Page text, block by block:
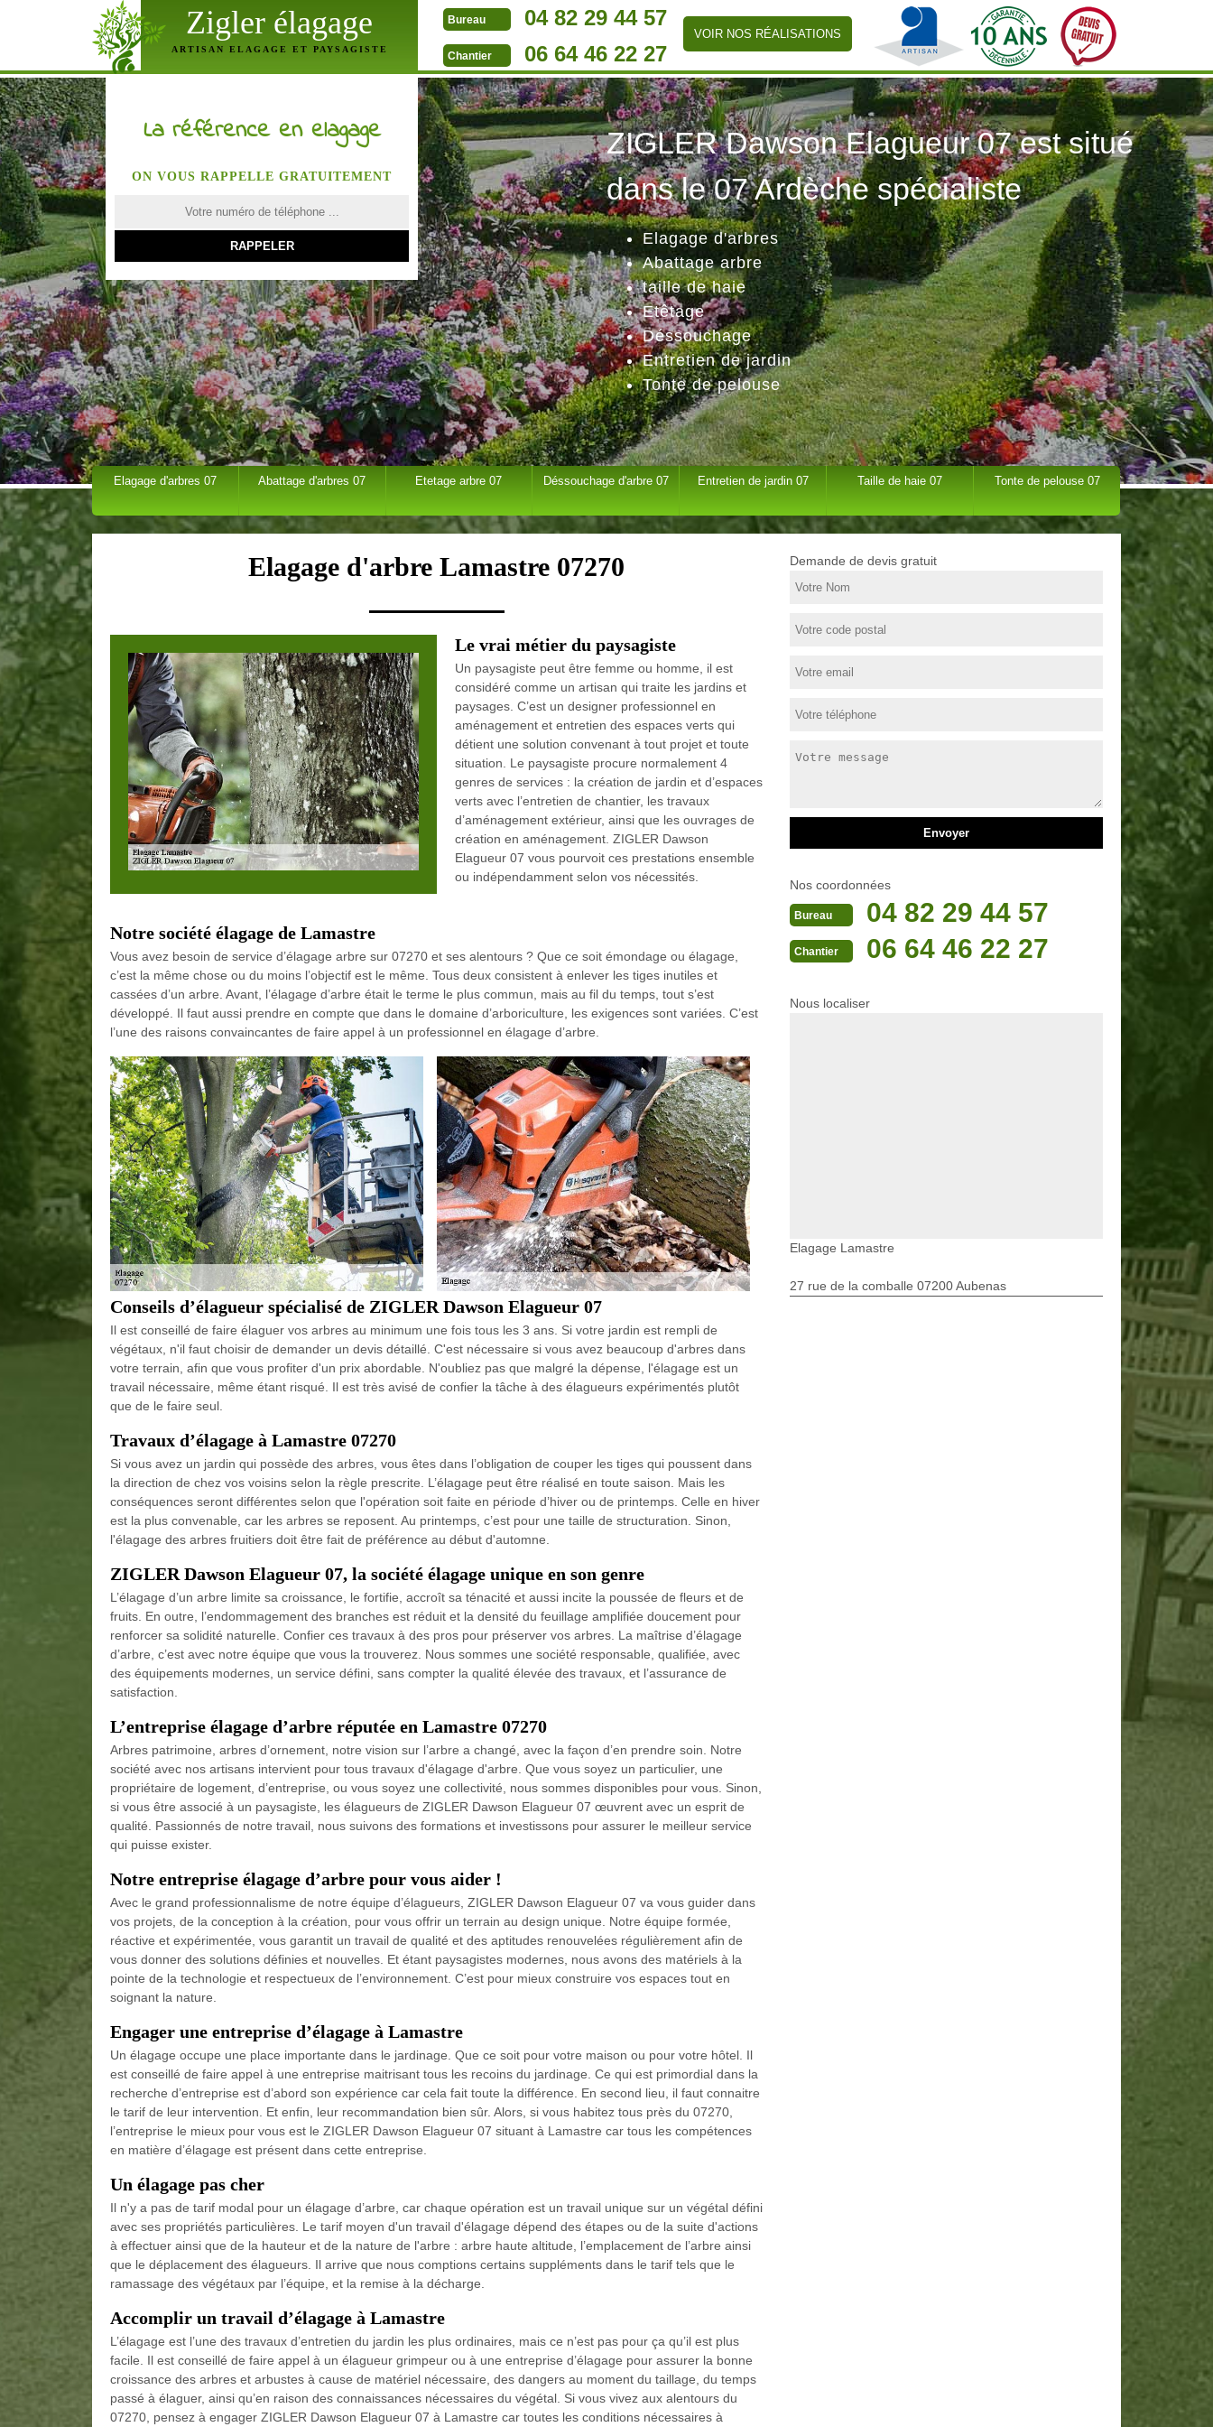
Zigler élagage
ARTISAN ELAGAGE ET PAYSAGISTE
Bureau 04 82 29 44 57
Chantier 06 64 46 22 27
VOIR NOS RÉALISATIONS
ZIGLER Dawson Elagueur 07 est situé
dans le 07 Ardèche spécialiste
Elagage d'arbres
Abattage arbre
taille de haie
Etêtage
Déssouchage
Entretien de jardin
Tonte de pelouse
La référence en elagage
ON VOUS RAPPELLE GRATUITEMENT
Elagage d'arbres 07 Abattage d'arbres 07 Etetage arbre 07 Déssouchage d'arbre 07 Entretien de jardin 07 Taille de haie 07 Tonte de pelouse 07
Elagage d'arbre Lamastre 07270
Le vrai métier du paysagiste
Un paysagiste peut être femme ou homme, il est
considéré comme un artisan qui traite les jardins et
paysages. C’est un designer professionnel en
aménagement et entretien des espaces verts qui
détient une solution convenant à tout projet et toute
situation. Le paysagiste procure normalement 4
genres de services : la création de jardin et d’espaces
verts avec l’entretien de chantier, les travaux
d’aménagement extérieur, ainsi que les ouvrages de
création en aménagement. ZIGLER Dawson
Elagueur 07 vous pourvoit ces prestations ensemble
ou indépendamment selon vos nécessités.
Notre société élagage de Lamastre
Vous avez besoin de service d’élagage arbre sur 07270 et ses alentours ? Que ce soit émondage ou élagage,
c’est la même chose ou du moins l’objectif est le même. Tous deux consistent à enlever les tiges inutiles et
cassées d’un arbre. Avant, l’élagage d’arbre était le terme le plus commun, mais au fil du temps, tout s’est
développé. Il faut aussi prendre en compte que dans le domaine d’arboriculture, les exigences sont variées. C’est
l’une des raisons convaincantes de faire appel à un professionnel en élagage d’arbre.
Conseils d’élagueur spécialisé de ZIGLER Dawson Elagueur 07
Il est conseillé de faire élaguer vos arbres au minimum une fois tous les 3 ans. Si votre jardin est rempli de
végétaux, n'il faut choisir de demander un devis détaillé. C'est nécessaire si vous avez beaucoup d'arbres dans
votre terrain, afin que vous profiter d'un prix abordable. N'oubliez pas que malgré la dépense, l'élagage est un
travail nécessaire, même étant risqué. Il est très avisé de confier la tâche à des élagueurs expérimentés plutôt
que de le faire seul.
Travaux d’élagage à Lamastre 07270
Si vous avez un jardin qui possède des arbres, vous êtes dans l’obligation de couper les tiges qui poussent dans
la direction de chez vos voisins selon la règle prescrite. L’élagage peut être réalisé en toute saison. Mais les
conséquences seront différentes selon que l'opération soit faite en période d’hiver ou de printemps. Celle en hiver
est la plus convenable, car les arbres se reposent. Au printemps, c’est pour une taille de structuration. Sinon,
l'élagage des arbres fruitiers doit être fait de préférence au début d'automne.
ZIGLER Dawson Elagueur 07, la société élagage unique en son genre
L’élagage d’un arbre limite sa croissance, le fortifie, accroît sa ténacité et aussi incite la poussée de fleurs et de
fruits. En outre, l’endommagement des branches est réduit et la densité du feuillage amplifiée doucement pour
renforcer sa solidité naturelle. Confier ces travaux à des pros pour préserver vos arbres. La maîtrise d’élagage
d’arbre, c’est avec notre équipe que vous la trouverez. Nous sommes une société responsable, qualifiée, avec
des équipements modernes, un service défini, sans compter la qualité élevée des travaux, et l’assurance de
satisfaction.
L’entreprise élagage d’arbre réputée en Lamastre 07270
Arbres patrimoine, arbres d’ornement, notre vision sur l’arbre a changé, avec la façon d’en prendre soin. Notre
société avec nos artisans intervient pour tous travaux d'élagage d'arbre. Que vous soyez un particulier, une
propriétaire de logement, d’entreprise, ou vous soyez une collectivité, nous sommes disponibles pour vous. Sinon,
si vous être associé à un paysagiste, les élagueurs de ZIGLER Dawson Elagueur 07 œuvrent avec un esprit de
qualité. Passionnés de notre travail, nous suivons des formations et investissons pour assurer le meilleur service
qui puisse exister.
Notre entreprise élagage d’arbre pour vous aider !
Avec le grand professionnalisme de notre équipe d’élagueurs, ZIGLER Dawson Elagueur 07 va vous guider dans
vos projets, de la conception à la création, pour vous offrir un terrain au design unique. Notre équipe formée,
réactive et expérimentée, vous garantit un travail de qualité et des aptitudes renouvelées régulièrement afin de
vous donner des solutions définies et nouvelles. Et étant paysagistes modernes, nous avons des matériels à la
pointe de la technologie et respectueux de l’environnement. C’est pour mieux construire vos espaces tout en
soignant la nature.
Engager une entreprise d’élagage à Lamastre
Un élagage occupe une place importante dans le jardinage. Que ce soit pour votre maison ou pour votre hôtel. Il
est conseillé de faire appel à une entreprise maitrisant tous les recoins du jardinage. Ce qui est primordial dans la
recherche d’entreprise est d’abord son expérience car cela fait toute la différence. En second lieu, il faut connaitre
le tarif de leur intervention. Et enfin, leur recommandation bien sûr. Alors, si vous habitez tous près du 07270,
l’entreprise le mieux pour vous est le ZIGLER Dawson Elagueur 07 situant à Lamastre car tous les compétences
en matière d’élagage est présent dans cette entreprise.
Un élagage pas cher
Il n'y a pas de tarif modal pour un élagage d’arbre, car chaque opération est un travail unique sur un végétal défini
avec ses propriétés particulières. Le tarif moyen d'un travail d'élagage dépend des étapes ou de la suite d'actions
à effectuer ainsi que de la hauteur et de la nature de l'arbre : arbre haute altitude, l’emplacement de l’arbre ainsi
que le déplacement des élagueurs. Il arrive que nous comptions certains suppléments dans le tarif tels que le
ramassage des végétaux par l’équipe, et la remise à la décharge.
Accomplir un travail d’élagage à Lamastre
L’élagage est l’une des travaux d’entretien du jardin les plus ordinaires, mais ce n’est pas pour ça qu’il est plus
facile. Il est conseillé de faire appel à un élagueur grimpeur ou à une entreprise d’élagage pour assurer la bonne
croissance des arbres et arbustes à cause de matériel nécessaire, des dangers au moment du taillage, du temps
passé à élaguer, ainsi qu’en raison des connaissances nécessaires du végétal. Si vous vivez aux alentours du
07270, pensez à engager ZIGLER Dawson Elagueur 07 à Lamastre car toutes les conditions nécessaires à
Demande de devis gratuit
Nos coordonnées
Bureau 04 82 29 44 57
Chantier 06 64 46 22 27
Nous localiser
Elagage Lamastre
27 rue de la comballe 07200 Aubenas